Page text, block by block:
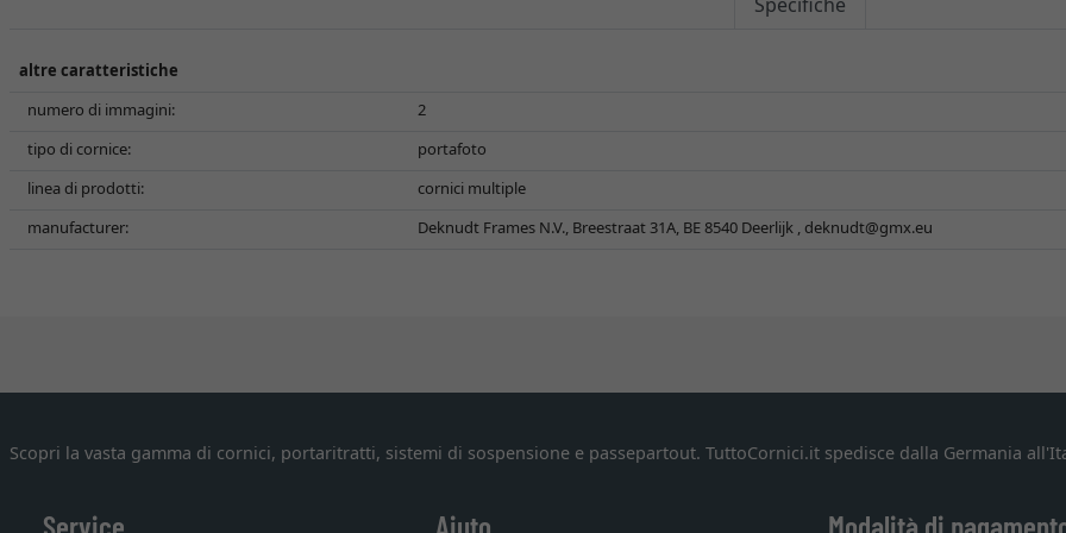
altre caratteristiche
numero di immagini:
2
tipo di cornice:
portafoto
linea di prodotti:
cornici multiple
manufacturer:
Deknudt Frames N.V., Breestraat 31A, BE 8540 Deerlijk , deknudt@gmx.eu
Scopri la vasta gamma di cornici, portaritratti, sistemi di sospensione e passepartout. TuttoCornici.it spedisce dalla Germania
Service Aiuto Modalità di